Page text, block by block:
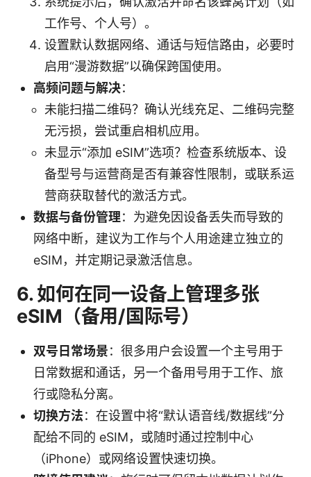
工作号、个人号）。
设置默认数据网络、通话与短信路由，必要时
启用“漫游数据”以确保跨国使用。
高频问题与解决：
未能扫描二维码？确认光线充足、二维码完整
无污损，尝试重启相机应用。
未显示“添加 eSIM”选项？检查系统版本、设
备型号与运营商是否有兼容性限制，或联系运
营商获取替代的激活方式。
数据与备份管理：为避免因设备丢失而导致的
网络中断，建议为工作与个人用途建立独立的
eSIM，并定期记录激活信息。
6. 如何在同一设备上管理多张
eSIM（备用/国际号）
双号日常场景：很多用户会设置一个主号用于
日常数据和通话，另一个备用号用于工作、旅
行或隐私分离。
切换方法：在设置中将“默认语音线/数据线”分
配给不同的 eSIM，或随时通过控制中心
（iPhone）或网络设置快速切换。